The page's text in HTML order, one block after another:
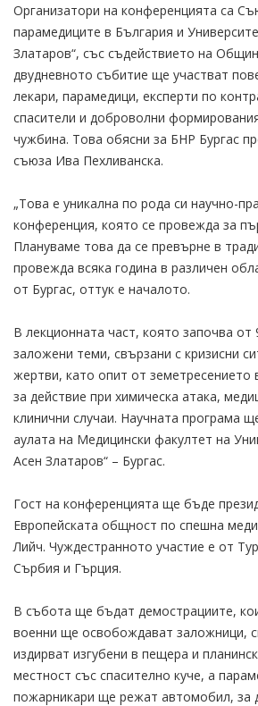
Организатори на конференцията са
парамедиците в България и
Златаров“, със съдействието на
двудневното събитие ще участват
лекари, парамедици, експерти по
спасители и доброволни
чужбина. Това обясни за БНР Бургас
съюза Ива Пехливанска.
„Това е уникална по рода си научно-
конференция, която се провежда за
Плануваме това да се превърне в
провежда всяка година в различен
от Бургас, оттук е началото.
В лекционната част, която започва от
заложени теми, свързани с кризисни
жертви, като опит от земетресението
за действие при химическа атака,
клинични случаи. Научната програма
аулата на Медицински факултет на
Асен Златаров“ – Бургас.
Гост на конференцията ще бъде
Европейската общност по спешна
Лийч. Чуждестранното участие е от
Сърбия и Гърция.
В събота ще бъдат демострациите,
военни ще освобождават заложници,
издирват изгубени в пещера и
местност със спасително куче, а
пожарникари ще режат автомобил, за